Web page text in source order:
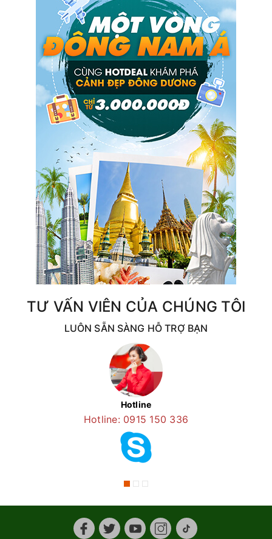
TƯ VẤN VIÊN CỦA CHÚNG TÔI
LUÔN SẴN SÀNG HỖ TRỢ BẠN
Hotline
Hotline: 0915 150 336